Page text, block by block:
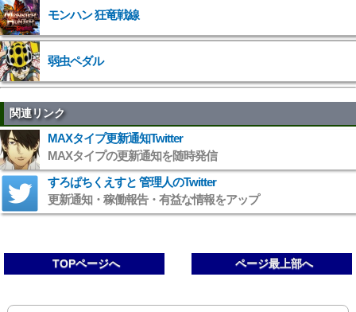
モンハン 狂竜戦線
弱虫ペダル
関連リンク
MAXタイプ更新通知Twitter
MAXタイプの更新通知を随時発信
すろぱちくえすと 管理人のTwitter
更新通知・稼働報告・有益な情報をアップ
TOPページへ ページ最上部へ